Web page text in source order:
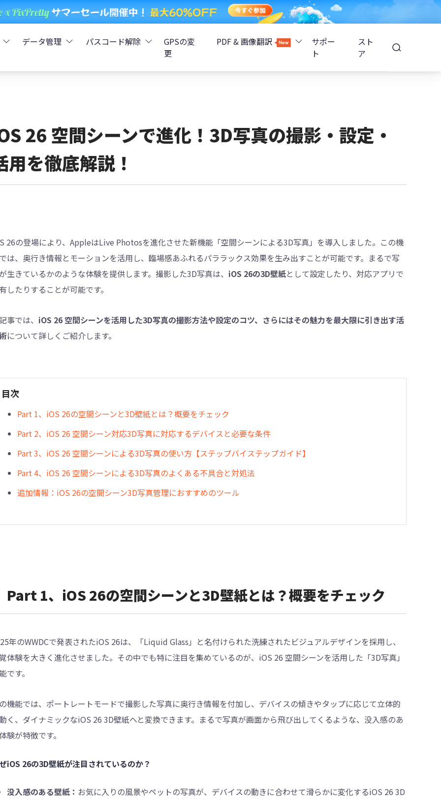
タ復元
復元
- Android不具合修復
- iTunes不具合修復
Boot Genius
データ管理
iCareFone - AndroidとiOS間でデータ転送
iCareFone - WhatsAppデータ転送
4DDiG - 重複ファイル検索・削除
Tenorshare Cleamio - Mac重複ファイル検索・削除
パスコード解除
4MeKey - アクティベーションロック解除
4uKey - iOSパスワード管理
4uKey - Android画面ロック解除
GPSの変
更
PDF & 画像翻訳
PDNobオンライン
サポー
ト
スト
ア
26 空間シーンで進化！3D写真の撮影・設定・
用を徹底解説！
26の登場により、AppleはLive Photosを進化させた新機能「空間シーンによる3D写真」を導入しました。この機
は、奥行き情報とモーションを活用し、臨場感あふれるパララックス効果を生み出すことが可能です。まるで写
生きているかのような体験を提供します。撮影した3D写真は、 iOS 26の3D壁紙として設定したり、対応アプリで
したりすることが可能です。
事では、 iOS 26 空間シーンを活用した3D写真の撮影方法や設定のコツ、さらにはその魅力を最大限に引き出す活
について詳しくご紹介します。
目次
Part 1、iOS 26の空間シーンと3D壁紙とは？概要をチェック
Part 2、iOS 26 空間シーン対応3D写真に対応するデバイスと必要な条件
Part 3、iOS 26 空間シーンによる3D写真の使い方【ステップバイステップガイド】
Part 4、iOS 26 空間シーンによる3D写真のよくある不具合と対処法
追加情報：iOS 26の空間シーン3D写真管理におすすめのツール
Part 1、iOS 26の空間シーンと3D壁紙とは？概要をチェック
年のWWDCで発表されたiOS 26は、「Liquid Glass」と名付けられた洗練されたビジュアルデザインを採用し、
体験を大きく進化させました。その中でも特に注目を集めているのが、iOS 26 空間シーンを活用した「3D写真」
です。
機能では、ポートレートモードで撮影した写真に奥行き情報を付加し、デバイスの傾きやタップに応じて立体的
く、ダイナミックなiOS 26 3D壁紙へと変換できます。まるで写真が画面から飛び出してくるような、没入感のあ
験が特徴です。
iOS 26の3D壁紙が注目されているのか？
没入感のある壁紙： お気に入りの風景やペットの写真が、デバイスの動きに合わせて滑らかに変化するiOS 26 3D